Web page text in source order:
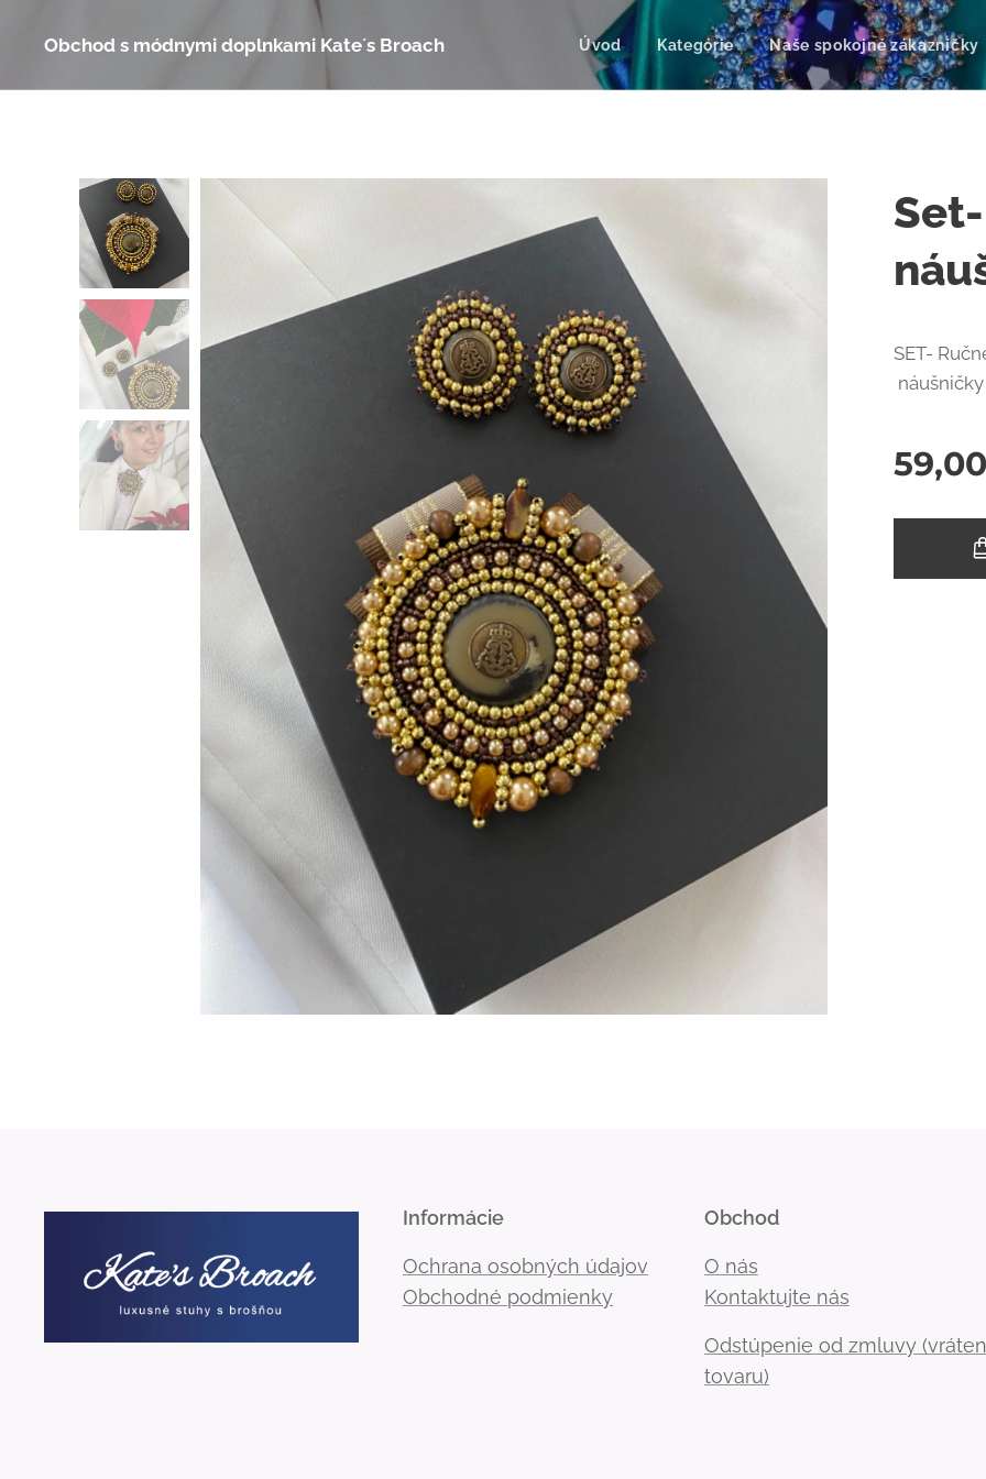
Obchod s módnymi doplnkami Kate´s Broach Úvod Kategórie Naše spokojné zákazníčky
SET-
59,00
Informácie
Ochrana osobných údajov
Obchodné podmienky
Obchod
O nás
Kontaktujte nás
Odstúpenie od zmluvy
tovaru)